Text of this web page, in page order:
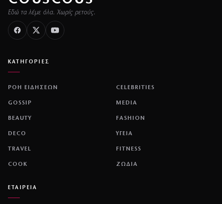
Εδώ τα λέμε όλα. Χωρίς ρετούς.
ΚΑΤΗΓΟΡΙΕΣ
ΡΟΗ ΕΙΔΗΣΕΩΝ CELEBRITIES
GOSSIP MEDIA
BEAUTY FASHION
DECO ΥΓΕΙΑ
TRAVEL FITNESS
COOK ΖΩΔΙΑ
ΕΤΑΙΡΕΙΑ